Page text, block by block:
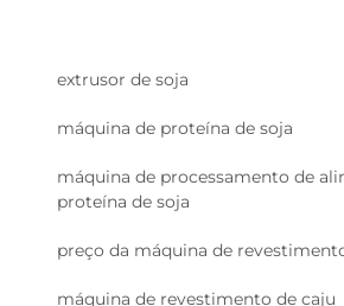
extrusor de soja
máquina de proteína de soja
máquina de processamento de
proteína de soja
preço da máquina de
máquina de revestimento de caju